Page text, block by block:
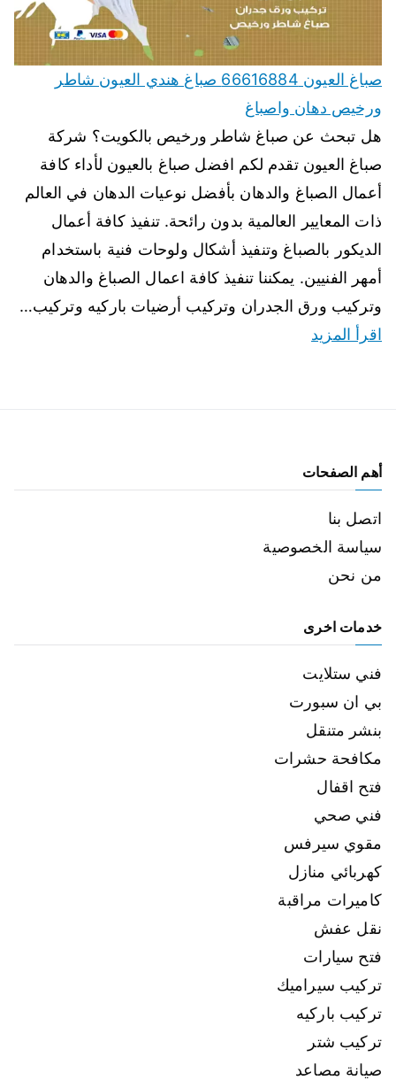
صباغ العيون 66616884 صباغ هندي العيون شاطر
ورخيص دهان واصباغ
هل تبحث عن صباغ شاطر ورخيص بالكويت؟ شركة
صباغ العيون تقدم لكم افضل صباغ بالعيون لأداء كافة
أعمال الصباغ والدهان بأفضل نوعيات الدهان في العالم
ذات المعايير العالمية بدون رائحة. تنفيذ كافة أعمال
الديكور بالصباغ وتنفيذ أشكال ولوحات فنية باستخدام
أمهر الفنيين. يمكننا تنفيذ كافة اعمال الصباغ والدهان
وتركيب ورق الجدران وتركيب أرضيات باركيه وتركيب…
اقرأ المزيد
أهم الصفحات
اتصل بنا
سياسة الخصوصية
من نحن
خدمات اخرى
فني ستلايت
بي ان سبورت
بنشر متنقل
مكافحة حشرات
فتح اقفال
فني صحي
مقوي سيرفس
كهربائي منازل
كاميرات مراقبة
نقل عفش
فتح سيارات
تركيب سيراميك
تركيب باركيه
تركيب شتر
صيانة مصاعد